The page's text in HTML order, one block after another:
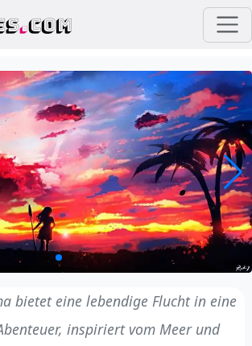
.COM
bietet eine lebendige Flucht in eine
inspiriert vom Meer und